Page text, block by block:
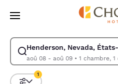
Sauter à Contenu Principal
Henderson, Nevada,
aoû 08 - aoû 09• 1
Modifier la recherche pour
1